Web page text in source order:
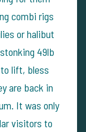
combi rigs
or halibut
49lb
lift, bless
are back in
It was only
visitors to